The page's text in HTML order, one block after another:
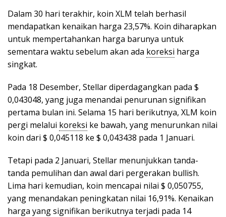
Dalam 30 hari terakhir, koin XLM telah berhasil
mendapatkan kenaikan harga 23,57%. Koin diharapkan
untuk mempertahankan harga barunya untuk
sementara waktu sebelum akan ada koreksi harga
singkat.
Pada 18 Desember, Stellar diperdagangkan pada $
0,043048, yang juga menandai penurunan signifikan
pertama bulan ini. Selama 15 hari berikutnya, XLM koin
pergi melalui koreksi ke bawah, yang menurunkan nilai
koin dari $ 0,045118 ke $ 0,043438 pada 1 Januari.
Tetapi pada 2 Januari, Stellar menunjukkan tanda-
tanda pemulihan dan awal dari pergerakan bullish.
Lima hari kemudian, koin mencapai nilai $ 0,050755,
yang menandakan peningkatan nilai 16,91%. Kenaikan
harga yang signifikan berikutnya terjadi pada 14